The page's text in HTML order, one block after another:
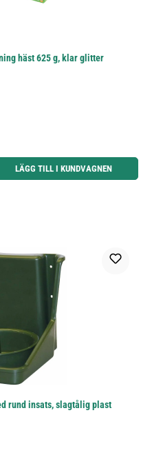
häst 625 g, klar glitter
knapparna för att öka eller minska kvantiteten.
LÄGG TILL I KUNDVAGNEN
rund insats, slagtålig plast